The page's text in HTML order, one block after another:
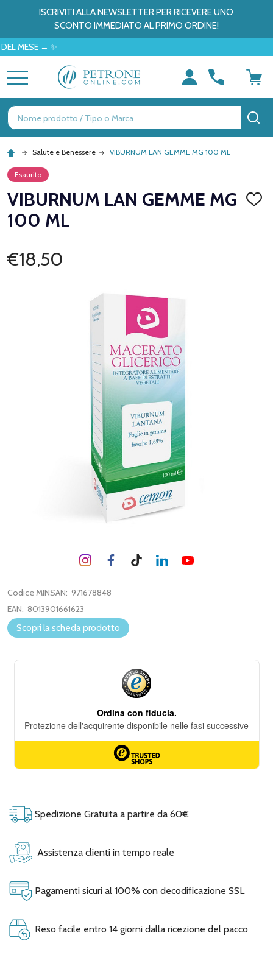
ISCRIVITI ALLA NEWSLETTER PER RICEVERE UNO
SCONTO IMMEDIATO AL PRIMO ORDINE!
→ ✨
Ricerca
Salute e Benessere VIBURNUM LAN GEMME MG 100 ML
Esaurito
VIBURNUM LAN GEMME MG
100 ML
€18,50
Codice MINSAN: 971678848
EAN: 8013901661623
Scopri la scheda prodotto
Spedizione Gratuita a partire da 60€
Assistenza clienti in tempo reale
Pagamenti sicuri al 100% con decodificazione SSL
Reso facile entro 14 giorni dalla ricezione del pacco